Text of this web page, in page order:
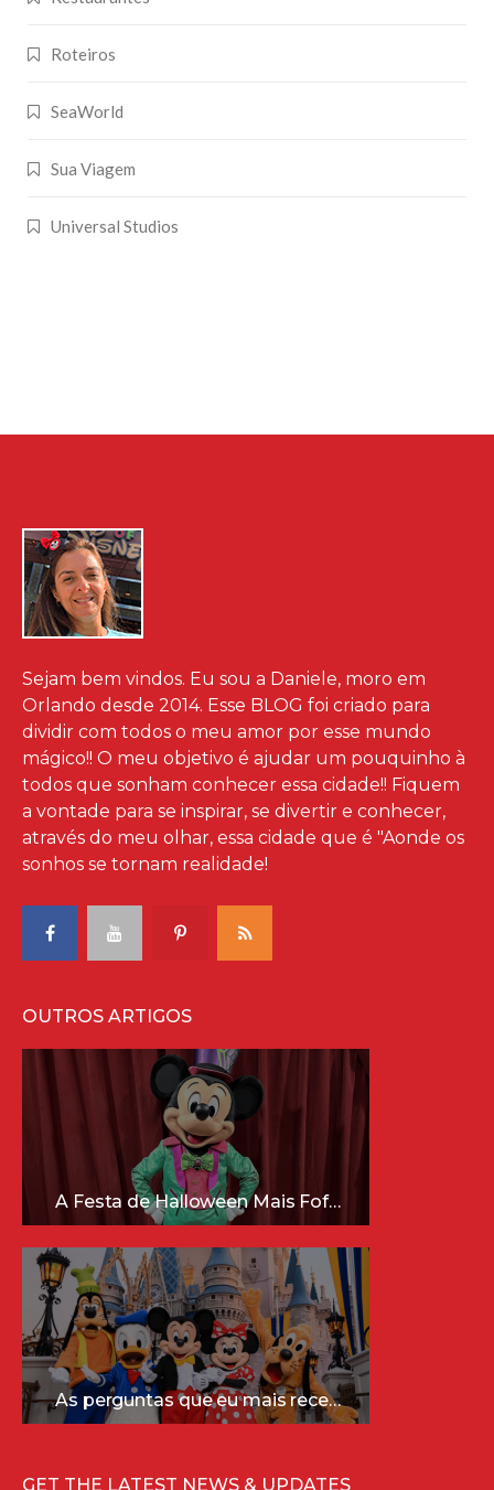
Roteiros
SeaWorld
Sua Viagem
Universal Studios
Sejam bem vindos. Eu sou a Daniele, moro em
Orlando desde 2014. Esse BLOG foi criado para
dividir com todos o meu amor por esse mundo
mágico!! O meu objetivo é ajudar um pouquinho à
todos que sonham conhecer essa cidade!! Fiquem
a vontade para se inspirar, se divertir e conhecer,
através do meu olhar, essa cidade que é "Aonde os
sonhos se tornam realidade!
OUTROS ARTIGOS
A Festa de Halloween Mais Fofa da Disney Está Chegando!
As perguntas que eu mais recebo sobre a Disney (e as respostas mais sinceras!)
GET THE LATEST NEWS & UPDATES